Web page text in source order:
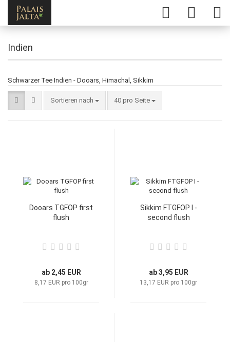
Indien
Schwarzer Tee Indien - Dooars, Himachal, Sikkim
Sortieren nach 40 pro Seite
Dooars TGFOP first
flush
ab 2,45 EUR
8,17 EUR pro 100gr
Sikkim FTGFOP I -
second flush
ab 3,95 EUR
13,17 EUR pro 100gr